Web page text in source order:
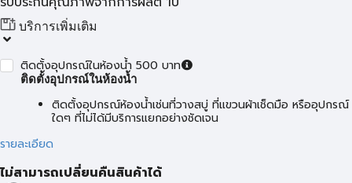
บริการเพิ่มเติม
ติดตั้งอุปกรณ์ในห้องน้ำ 500 บาท
ติดตั้งอุปกรณ์ในห้องน้ำ
ติดตั้งอุปกรณ์ห้องน้ำเช่นที่วางสบู่ ที่แขวนผ้าเช็ดมือ หรืออุปกรณ์
ใดๆ ที่ไม่ได้มีบริการแยกอย่างชัดเจน
รายละเอียด
ไม่สามารถเปลี่ยนคืนสินค้าได้